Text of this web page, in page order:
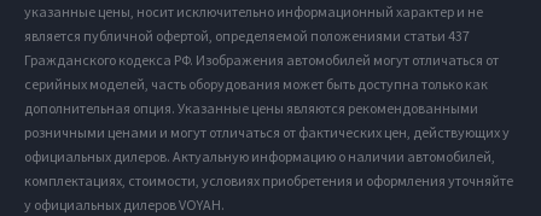
указанные цены, носит исключительно информационный характер и не
является публичной офертой, определяемой положениями статьи 437
Гражданского кодекса РФ. Изображения автомобилей могут отличаться от
серийных моделей, часть оборудования может быть доступна только как
дополнительная опция. Указанные цены являются рекомендованными
розничными ценами и могут отличаться от фактических цен, действующих у
официальных дилеров. Актуальную информацию о наличии автомобилей,
комплектациях, стоимости, условиях приобретения и оформления уточняйте
у официальных дилеров VOYAH.